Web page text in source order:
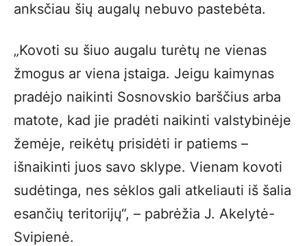
anksčiau šių augalų nebuvo pastebėta.
„Kovoti su šiuo augalu turėtų ne vienas
žmogus ar viena įstaiga. Jeigu kaimynas
pradėjo naikinti Sosnovskio barščius arba
matote, kad jie pradėti naikinti valstybinėje
žemėje, reikėtų prisidėti ir patiems –
išnaikinti juos savo sklype. Vienam kovoti
sudėtinga, nes sėklos gali atkeliauti iš šalia
esančių teritorijų“, – pabrėžia J. Akelytė-
Svipienė.